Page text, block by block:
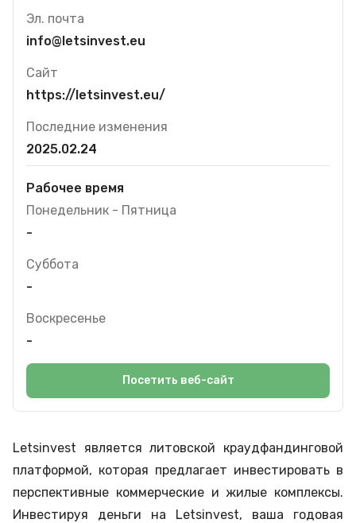
Эл. почта
info@letsinvest.eu
Сайт
https://letsinvest.eu/
Последние изменения
2025.02.24
Рабочее время
Понедельник - Пятница
-
Суббота
-
Воскресенье
-
Посетить веб-сайт
Letsinvest является литовской краудфандинговой
платформой, которая предлагает инвестировать в
перспективные коммерческие и жилые комплексы.
Инвестируя деньги на Letsinvest, ваша годовая